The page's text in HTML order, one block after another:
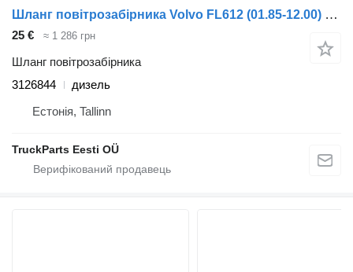
Шланг повітрозабірника Volvo FL612 (01.85-12.00) 3126844 до тягача Volvo FL, FL6, FL7, FL10, FL12, FS718 (1985-2005)
25 € ≈ 1 286 грн
Шланг повітрозабірника
3126844
дизель
Естонія, Tallinn
TruckParts Eesti OÜ